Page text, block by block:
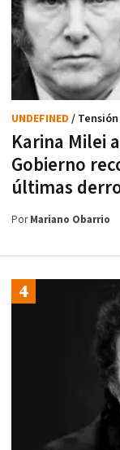
Karina Milei
Gobierno
últimas
UNDEFINED /
PorMariano Obarrio